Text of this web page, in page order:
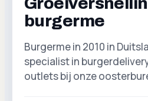
burgerme
Burgerme in 2010 in
specialist in
outlets bij onze